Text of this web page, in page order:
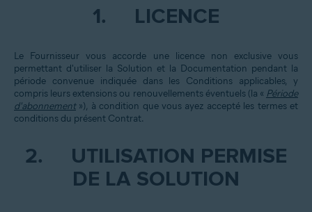
1. LICENCE
Le Fournisseur vous accorde une licence non exclusive vous
permettant d'utiliser la Solution et la Documentation pendant la
période convenue indiquée dans les Conditions applicables, y
compris leurs extensions ou renouvellements éventuels (la « Période
d'abonnement»), à condition que vous ayez accepté les termes et
conditions du présent Contrat.
2.
UTILISATION PERMISE
DE LA SOLUTION